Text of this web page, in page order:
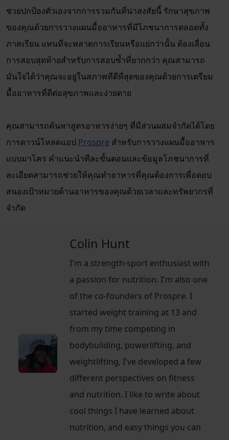
ช่วยปกป้องตัวเองจากการรวมกันที่น่าสงสัยนี้ รักษาสุขภาพ
ของคุณด้วยการวางแผนมื้ออาหารที่มีโภชนาการตลอดทั้ง
ภาคเรียน แทนที่จะพลาดการเรียนหรือแย่กว่านั้น ต้องเลื่อน
การสอบสุดท้ายสำหรับการสอบซ้ำที่ยากกว่า คุณสามารถ
มั่นใจได้ว่าคุณจะอยู่ในสภาพที่ดีที่สุดของคุณด้วยการเตรียม
มื้ออาหารที่ดีต่อสุขภาพและง่ายดาย
คุณสามารถค้นหาสูตรอาหารง่ายๆ ที่มีส่วนผสมจำกัดได้โดย
การดาวน์โหลดแอป Prospre สำหรับการวางแผนมื้ออาหาร
แบบมาโคร คำแนะนำทีละขั้นตอนและข้อมูลโภชนาการที่
ละเอียดสามารถช่วยให้คุณทำอาหารที่คุณต้องการเพื่อตอบ
สนองเป้าหมายด้านอาหารของคุณด้วยเวลาและทรัพยากรที่
จำกัด
Colin Hunt
I'm a strength-sport enthusiast with
a passion for nutrition. I'm also one
of the co-founders of Prospre. I
started weight training at 13 and
from my time competing in
bodybuilding, powerlifting, and
weightlifting, I've developed a few
different perspectives on fitness
and nutrition. I like to write about
cool things I have learned about
nutrition, and easy things you can